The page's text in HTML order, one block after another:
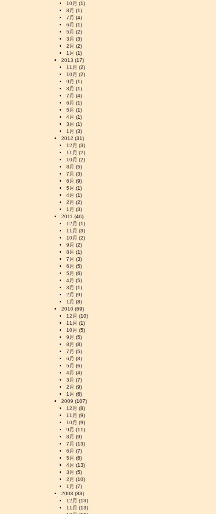
10月 (1)
8月 (1)
7月 (4)
6月 (1)
5月 (2)
3月 (3)
2月 (2)
1月 (1)
2013 (17)
11月 (2)
10月 (2)
9月 (1)
8月 (1)
7月 (4)
6月 (1)
5月 (1)
4月 (1)
3月 (1)
1月 (3)
2012 (31)
12月 (3)
11月 (2)
10月 (2)
8月 (5)
7月 (3)
6月 (9)
5月 (1)
4月 (1)
2月 (2)
1月 (3)
2011 (46)
12月 (1)
11月 (3)
10月 (2)
9月 (2)
8月 (1)
7月 (3)
6月 (5)
5月 (6)
4月 (5)
3月 (1)
2月 (9)
1月 (8)
2010 (69)
12月 (10)
11月 (1)
10月 (5)
9月 (5)
8月 (8)
7月 (5)
6月 (3)
5月 (6)
4月 (4)
3月 (7)
2月 (9)
1月 (6)
2009 (107)
12月 (8)
11月 (9)
10月 (9)
9月 (11)
8月 (9)
7月 (13)
6月 (7)
5月 (6)
4月 (13)
3月 (5)
2月 (10)
1月 (7)
2008 (83)
12月 (13)
11月 (13)